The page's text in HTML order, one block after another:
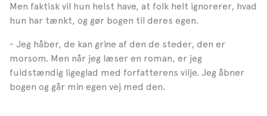
Men faktisk vil hun helst have, at folk helt ignorerer, hvad
hun har tænkt, og gør bogen til deres egen.
- Jeg håber, de kan grine af den de steder, den er
morsom. Men når jeg læser en roman, er jeg
fuldstændig ligeglad med forfatterens vilje. Jeg åbner
bogen og går min egen vej med den.